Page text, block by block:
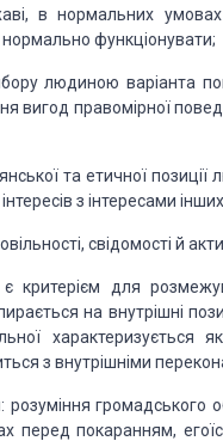
в нормальних умовах
нормально функціонувати;
людиною варіанта
ня вигод правомірної
та етичної позиції
інтересів з інтересами
ності, свідомості й
критері­єм для
на внутрішні
характеризується як
ся з внутрішніми
розу­міння громадського
перед покаранням,